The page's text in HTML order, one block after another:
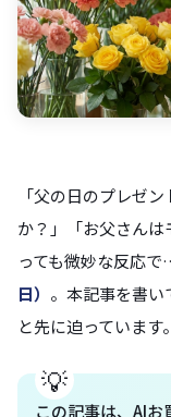
「父の日のプレゼ
か？」「お父さん
っても微妙な反応で
日） 。本記事を書い
と先に迫っています。
この記事は、AIお